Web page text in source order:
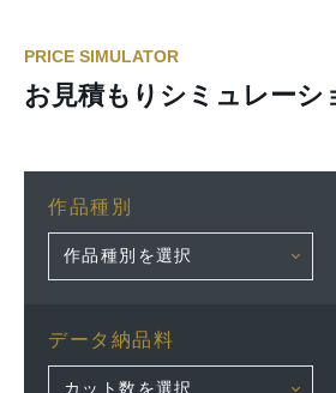
PRICE SIMULATOR
お見積もりシミュレーシ
作品種別
データ納品料